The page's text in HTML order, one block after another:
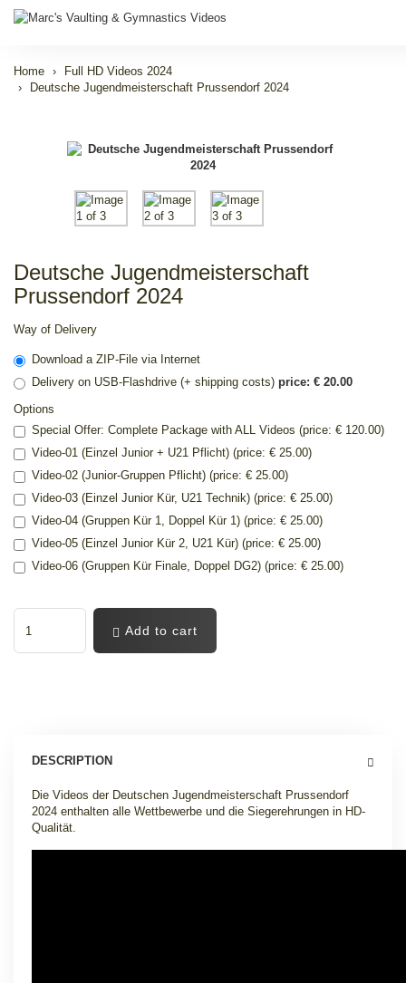
Home
Full HD Videos 2024
Deutsche Jugendmeisterschaft Prussendorf 2024
Deutsche Jugendmeisterschaft
Prussendorf 2024
Way of Delivery
Download a ZIP-File via Internet
Delivery on USB-Flashdrive (+ shipping costs) price: € 20.00
Options
Special Offer: Complete Package with ALL Videos (price: € 120.00)
Video-01 (Einzel Junior + U21 Pflicht) (price: € 25.00)
Video-02 (Junior-Gruppen Pflicht) (price: € 25.00)
Video-03 (Einzel Junior Kür, U21 Technik) (price: € 25.00)
Video-04 (Gruppen Kür 1, Doppel Kür 1) (price: € 25.00)
Video-05 (Einzel Junior Kür 2, U21 Kür) (price: € 25.00)
Video-06 (Gruppen Kür Finale, Doppel DG2) (price: € 25.00)
Add to cart
DESCRIPTION
Die Videos der Deutschen Jugendmeisterschaft Prussendorf
2024 enthalten alle Wettbewerbe und die Siegerehrungen in HD-
Qualität.